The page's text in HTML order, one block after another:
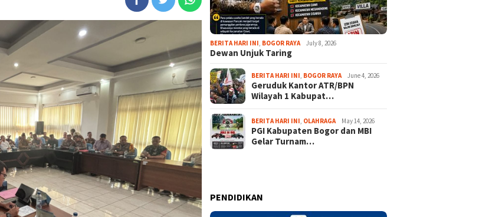
BERITA HARI INI BOGOR RAYA July 8, 2026
Dewan Unjuk Taring
BERITA HARI INI BOGOR RAYA June 4, 2026
Geruduk Kantor ATR/BPN
Wilayah 1 Kabupat…
BERITA HARI INI OLAHRAGA May 14, 2026
PGI Kabupaten Bogor dan MBI
Gelar Turnam…
PENDIDIKAN